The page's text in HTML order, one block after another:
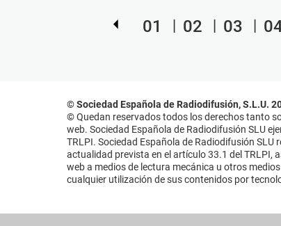
01 02 03
© Sociedad Española de Radiodifusión, S.L.U.
© Quedan reservados todos los derechos tanto
web. Sociedad Española de Radiodifusión SLU
TRLPI. Sociedad Española de Radiodifusión
actualidad prevista en el artículo 33.1 del TRLPI,
web a medios de lectura mecánica u otros
cualquier utilización de sus contenidos por